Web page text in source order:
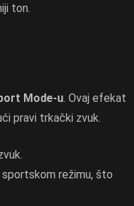
ton.
Mode-u . Ovaj efekat
pravi trkački zvuk.
sportskom režimu, što